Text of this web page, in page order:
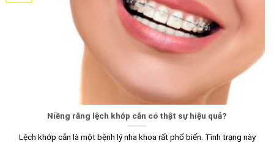
Niềng răng lệch khớp cắn có thật sự hiệu quả?
Lệch khớp cắn là một bệnh lý nha khoa rất phổ biến. Tình trạng này